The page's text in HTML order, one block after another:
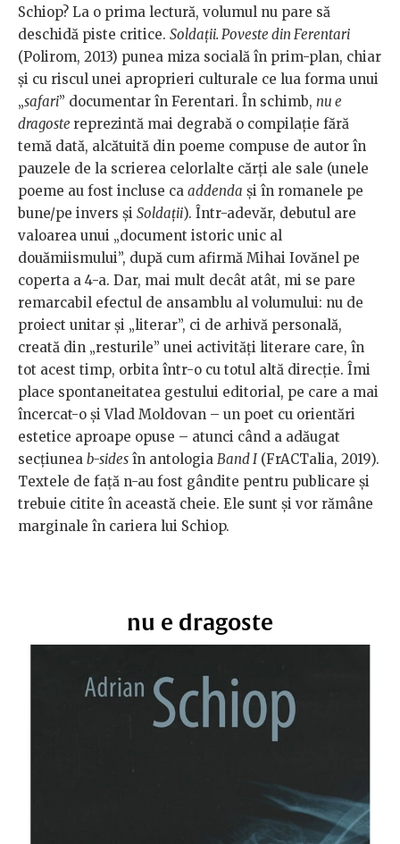
Schiop? La o prima lectură, volumul nu pare să
deschidă piste critice. Soldații. Poveste din Ferentari
(Polirom, 2013) punea miza socială în prim-plan, chiar
și cu riscul unei aproprieri culturale ce lua forma unui
„safari” documentar în Ferentari. În schimb, nu e
dragoste reprezintă mai degrabă o compilație fără
temă dată, alcătuită din poeme compuse de autor în
pauzele de la scrierea celorlalte cărți ale sale (unele
poeme au fost incluse ca addenda și în romanele pe
bune/pe invers și Soldații). Într-adevăr, debutul are
valoarea unui „document istoric unic al
douămiismului”, după cum afirmă Mihai Iovănel pe
coperta a 4-a. Dar, mai mult decât atât, mi se pare
remarcabil efectul de ansamblu al volumului: nu de
proiect unitar și „literar”, ci de arhivă personală,
creată din „resturile” unei activități literare care, în
tot acest timp, orbita într-o cu totul altă direcție. Îmi
place spontaneitatea gestului editorial, pe care a mai
încercat-o și Vlad Moldovan – un poet cu orientări
estetice aproape opuse – atunci când a adăugat
secțiunea b-sides în antologia Band I(FrACTalia, 2019).
Textele de față n-au fost gândite pentru publicare și
trebuie citite în această cheie. Ele sunt și vor rămâne
marginale în cariera lui Schiop.
nu e dragoste